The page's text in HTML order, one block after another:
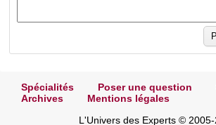
Spécialités Poser une question
Archives
Mentions légales
L'Univers des Experts ©